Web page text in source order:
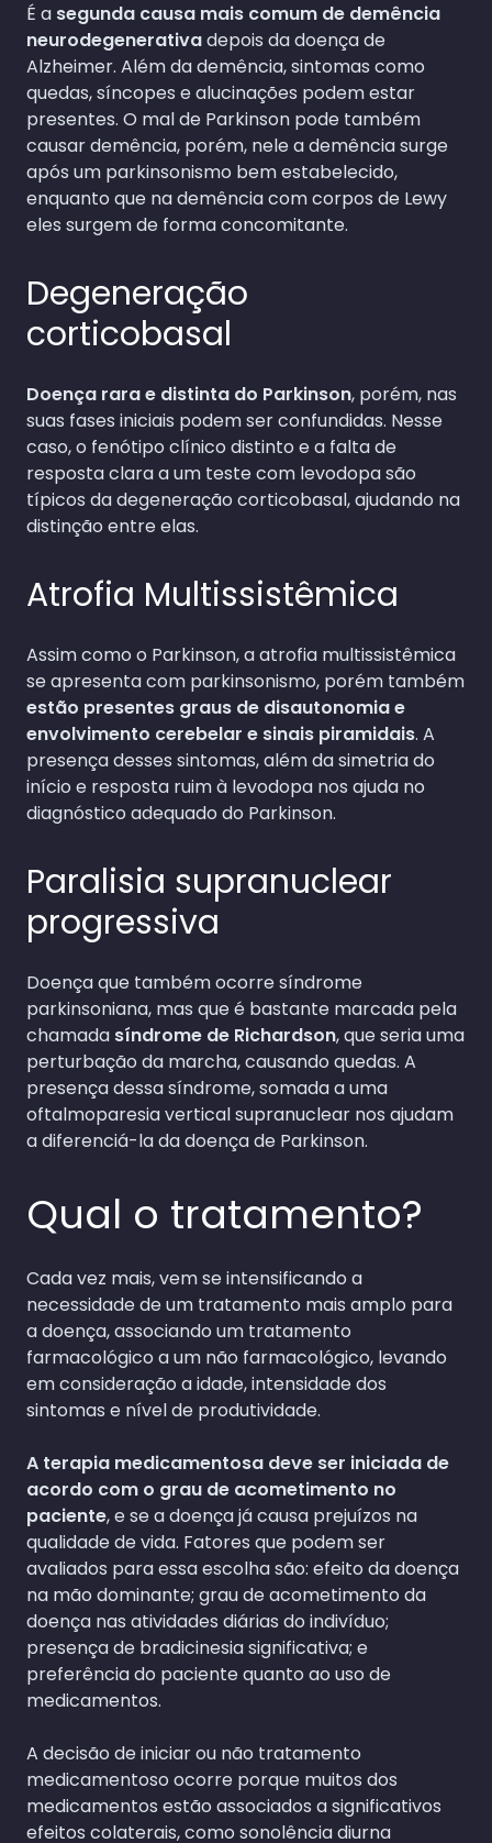
É a segunda causa mais comum de demência
neurodegenerativadepois da doença de
Alzheimer. Além da demência, sintomas como
quedas, síncopes e alucinações podem estar
presentes. O mal de Parkinson pode também
causar demência, porém, nele a demência surge
após um parkinsonismo bem estabelecido,
enquanto que na demência com corpos de Lewy
eles surgem de forma concomitante.
Degeneração
corticobasal
Doença rara e distinta do Parkinson, porém, nas
suas fases iniciais podem ser confundidas. Nesse
caso, o fenótipo clínico distinto e a falta de
resposta clara a um teste com levodopa são
típicos da degeneração corticobasal, ajudando na
distinção entre elas.
Atrofia Multissistêmica
Assim como o Parkinson, a atrofia multissistêmica
se apresenta com parkinsonismo, porém também
estão presentes graus de disautonomia e
envolvimento cerebelar e sinais piramidais. A
presença desses sintomas, além da simetria do
início e resposta ruim à levodopa nos ajuda no
diagnóstico adequado do Parkinson.
Paralisia supranuclear
progressiva
Doença que também ocorre síndrome
parkinsoniana, mas que é bastante marcada pela
chamada síndrome de Richardson, que seria uma
perturbação da marcha, causando quedas. A
presença dessa síndrome, somada a uma
oftalmoparesia vertical supranuclear nos ajudam
a diferenciá-la da doença de Parkinson.
Qual o tratamento?
Cada vez mais, vem se intensificando a
necessidade de um tratamento mais amplo para
a doença, associando um tratamento
farmacológico a um não farmacológico, levando
em consideração a idade, intensidade dos
sintomas e nível de produtividade.
A terapia medicamentosa deve ser iniciada de
acordo com o grau de acometimento no
paciente, e se a doença já causa prejuízos na
qualidade de vida. Fatores que podem ser
avaliados para essa escolha são: efeito da doença
na mão dominante; grau de acometimento da
doença nas atividades diárias do indivíduo;
presença de bradicinesia significativa; e
preferência do paciente quanto ao uso de
medicamentos.
A decisão de iniciar ou não tratamento
medicamentoso ocorre porque muitos dos
medicamentos estão associados a significativos
efeitos colaterais, como sonolência diurna